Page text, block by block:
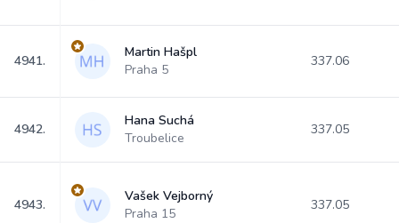
4941.
Martin Hašpl
Praha 5
337.06
4942.
Hana Suchá
Troubelice
337.05
4943.
Vašek Vejborný
Praha 15
337.05